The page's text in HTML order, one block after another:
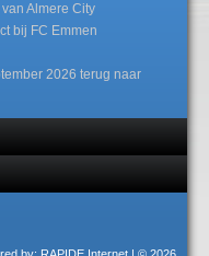
Almere City
bij FC Emmen
2026 terug naar